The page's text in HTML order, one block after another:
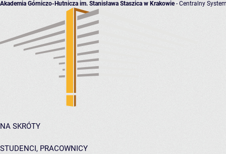
Akademia Górniczo-Hutnicza im. Stanisława Staszica w Krakowie- Centralny
NA SKRÓTY
STUDENCI, PRACOWNICY